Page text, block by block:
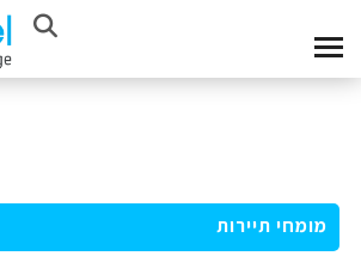
מומחי תיירות